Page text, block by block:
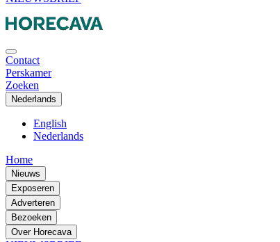
Contact
Perskamer
Zoeken
Nederlands
English
Nederlands
Home
Nieuws
Exposeren
Adverteren
Bezoeken
Over Horecava